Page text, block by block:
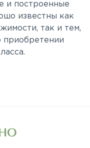
и построенные
известны как
так и тем,
приобретении